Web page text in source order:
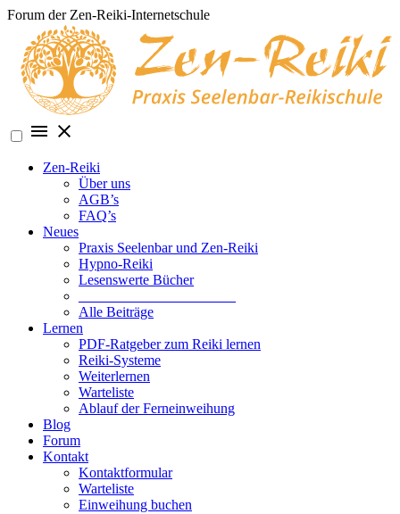
Skip
content
Forum der Zen-Reiki-Internetschule
Zen-Reiki
Über uns
AGB’s
FAQ’s
Neues
Praxis Seelenbar und Zen-Reiki
Hypno-Reiki
Lesenswerte Bücher
Alle Beiträge
Lernen
PDF-Ratgeber zum Reiki lernen
Reiki-Systeme
Weiterlernen
Warteliste
Ablauf der Ferneinweihung
Blog
Forum
Kontakt
Kontaktformular
Warteliste
Einweihung buchen